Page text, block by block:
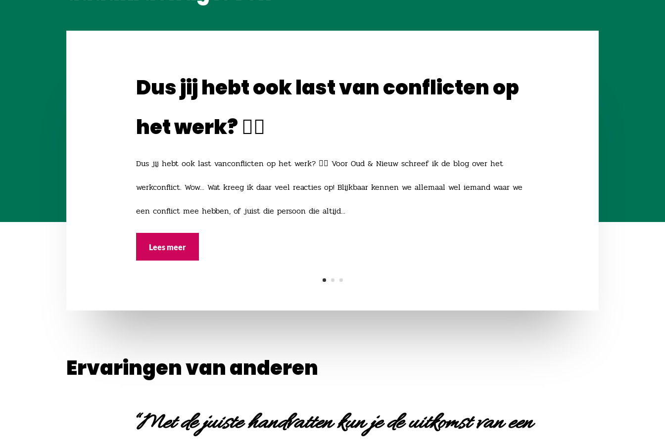
Dus jij hebt ook last van conflicten op
het werk? 🤷‍♀️
Dus jij hebt ook last vanconflicten op het werk? 🤷‍♀️ Voor Oud & Nieuw schreef ik de blog over het
werkconflict. Wow... Wat kreeg ik daar veel reacties op! Blijkbaar kennen we allemaal wel iemand waar we
een conflict mee hebben, of juist die persoon die altijd...
Lees meer
Ervaringen van anderen
“Met de juiste handvatten kun je de uitkomst van een